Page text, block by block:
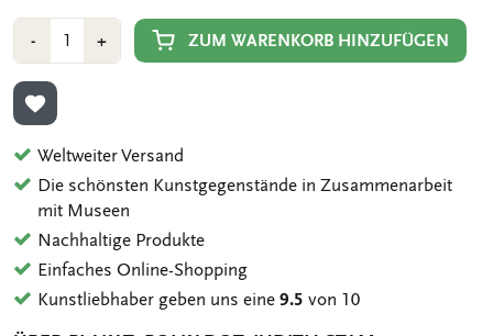
-Min
1
Anzahl
+Plus
1
ZUM WARENKORB HINZUFÜGEN
ZUR WUNSCHLISTE HINZUFÜGEN
Weltweiter Versand
Die schönsten Kunstgegenstände in Zusammenarbeit
mit Museen
Nachhaltige Produkte
Einfaches Online-Shopping
Kunstliebhaber geben uns eine9.5 von 10